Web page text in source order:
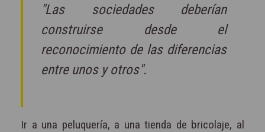
"Las sociedades deberían
construirse desde el
reconocimiento de las diferencias
entre unos y otros".
Ir a una peluquería, a una tienda de bricolaje, al